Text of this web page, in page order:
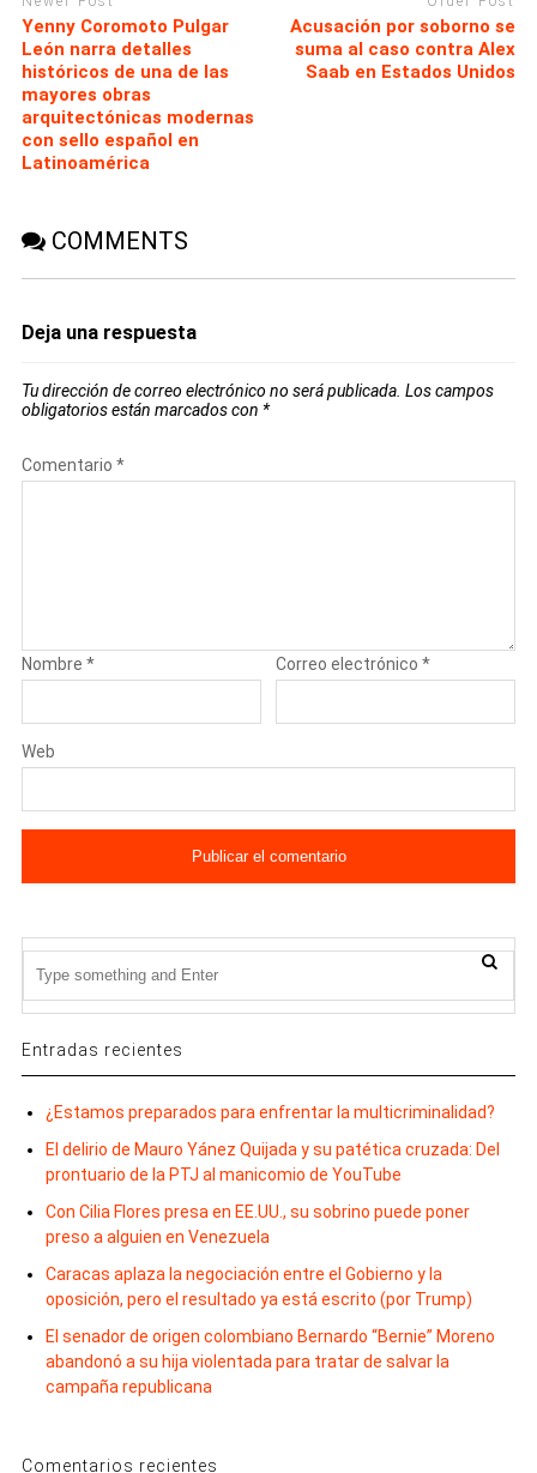
Yenny Coromoto Pulgar
León narra detalles
históricos de una de las
mayores obras
arquitectónicas modernas
con sello español en
Latinoamérica
Acusación por soborno se
suma al caso contra Alex
Saab en Estados Unidos
COMMENTS
Deja una respuesta
Tu dirección de correo electrónico no será publicada. Los campos
obligatorios están marcados con *
Comentario *
Nombre * Correo electrónico*
Web
Entradas recientes
¿Estamos preparados para enfrentar la multicriminalidad?
El delirio de Mauro Yánez Quijada y su patética cruzada: Del
prontuario de la PTJ al manicomio de YouTube
Con Cilia Flores presa en EE.UU., su sobrino puede poner
preso a alguien en Venezuela
Caracas aplaza la negociación entre el Gobierno y la
oposición, pero el resultado ya está escrito (por Trump)
El senador de origen colombiano Bernardo “Bernie” Moreno
abandonó a su hija violentada para tratar de salvar la
campaña republicana
Comentarios recientes